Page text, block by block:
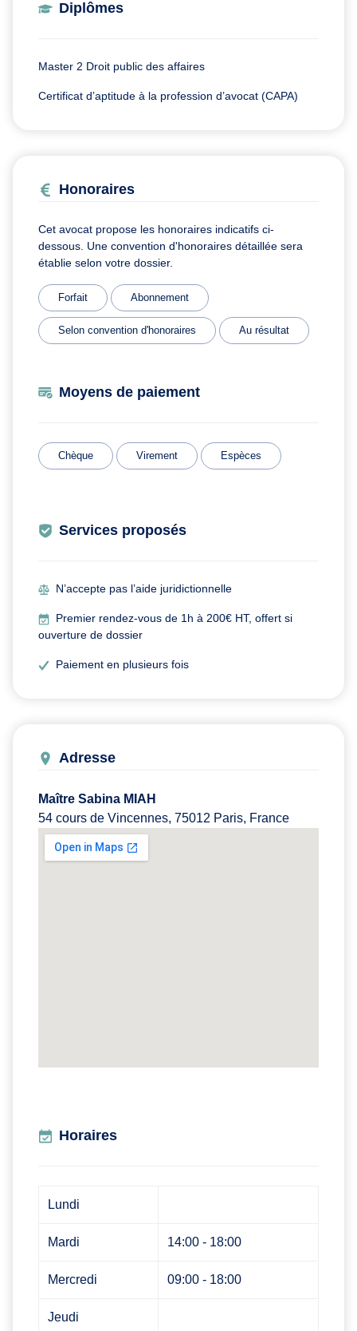
Diplômes
Master 2 Droit public des affaires
Certificat d’aptitude à la profession d’avocat (CAPA)
Honoraires
Cet avocat propose les honoraires indicatifs ci-
dessous. Une convention d'honoraires détaillée sera
établie selon votre dossier.
Forfait Abonnement
Selon convention d'honoraires Au résultat
Moyens de paiement
Chèque Virement Espèces
Services proposés
N’accepte pas l’aide juridictionnelle
Premier rendez-vous de 1h à 200€ HT, offert si
ouverture de dossier
Paiement en plusieurs fois
Adresse
Maître Sabina MIAH
54 cours de Vincennes, 75012 Paris, France
Horaires
Lundi
Mardi 14:00 - 18:00
Mercredi 09:00 - 18:00
Jeudi